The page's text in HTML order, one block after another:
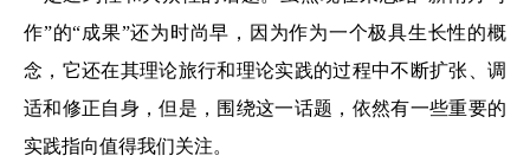
作”的“成果”还为时尚早，因为作为一个极具生长性的概
念，它还在其理论旅行和理论实践的过程中不断扩张、调
适和修正自身，但是，围绕这一话题，依然有一些重要的
实践指向值得我们关注。